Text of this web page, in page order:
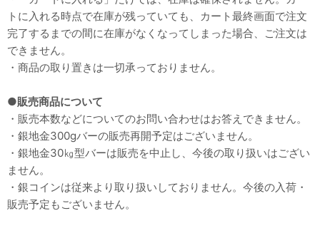
トに入れる時点で在庫が残っていても、カート最終画面で注文
完了するまでの間に在庫がなくなってしまった場合、ご注文は
できません。
・商品の取り置きは一切承っておりません。
●販売商品について
・販売本数などについてのお問い合わせはお答えできません。
・銀地金300gバーの販売再開予定はございません。
・銀地金30㎏型バーは販売を中止し、今後の取り扱いはござい
ません。
・銀コインは従来より取り扱いしておりません。今後の入荷・
販売予定もございません。